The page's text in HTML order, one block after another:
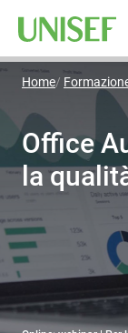
Home
Office
la